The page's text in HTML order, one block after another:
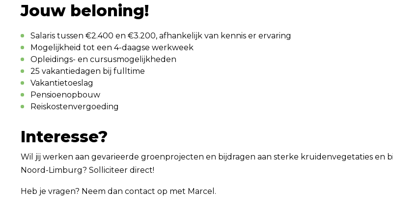
Jouw beloning!
Salaris tussen €2.400 en €3.200, afhankelijk van kennis er ervaring
Mogelijkheid tot een 4-daagse werkweek
Opleidings- en cursusmogelijkheden
25 vakantiedagen bij fulltime
Vakantietoeslag
Pensioenopbouw
Reiskostenvergoeding
Interesse?
Wil jij werken aan gevarieerde groenprojecten en bijdragen aan sterke kruidenvegetaties en
Noord-Limburg? Solliciteer direct!
Heb je vragen? Neem dan contact op met Marcel.